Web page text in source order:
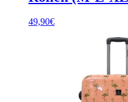
49,90€